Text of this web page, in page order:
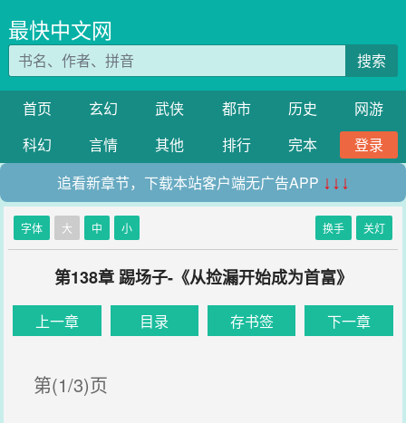
最快中文网
搜索
首页 玄幻 武侠 都市 历史
网游
科幻
言情 其他 排行 完本
登录
追看新章节，下载本站客户端无广告APP ↓↓↓
字体 大 中 小 换手 关灯
第138章 踢场子-《从捡漏开始成为首富》
上一章 目录 存书签 下一章
第(1/3)页